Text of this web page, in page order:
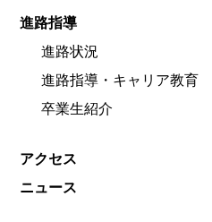
進路指導
進路状況
進路指導・キャリア教育
卒業生紹介
アクセス
ニュース